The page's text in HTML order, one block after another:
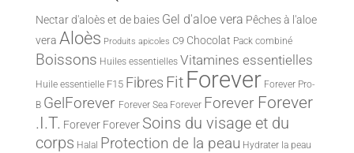
Nectar d'aloès et de baies Gel d'aloe vera Pêches à l'aloe
vera Aloès Produits apicoles C9 Chocolat Pack combiné
Boissons Huiles essentielles Vitamines essentielles
Huile essentielle F15 Fibres Fit Forever Forever Pro-
B GelForever Forever Sea Forever Forever Forever
.I.T. Forever Forever Soins du visage et du
corps Halal Protection de la peau Hydrater la peau